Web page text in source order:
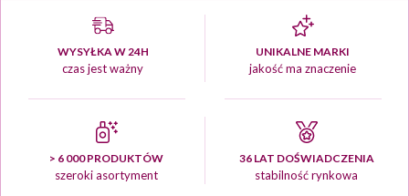
WYSYŁKA W 24H
czas jest ważny
UNIKALNE MARKI
jakość ma znaczenie
> 6 000 PRODUKTÓW
szeroki asortyment
36 LAT DOŚWIADCZENIA
stabilność rynkowa